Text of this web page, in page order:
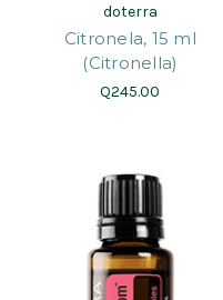
doterra
Citronela, 15 ml
(Citronella)
Q245.00